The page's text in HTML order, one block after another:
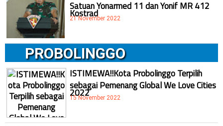
Satuan Yonarmed 11 dan Yonif MR 412
Kostrad
21 November 2022
PROBOLINGGO
ISTIMEWA!!Kota Probolinggo Terpilih
sebagai Pemenang Global We Love Cities
2022
15 November 2022